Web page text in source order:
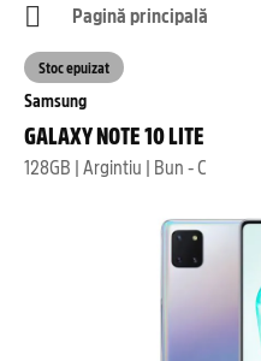
Pagină principală
Samsung
GALAXY NOTE 10 LITE
128GB | Argintiu | Bun - C
Stoc epuizat